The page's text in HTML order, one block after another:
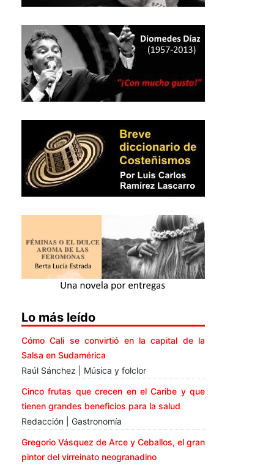
Lo más leído
Cómo Cali se convirtió en la capital de la
Salsa en Sudamérica
Raúl Sánchez | Música y folclor
Cinco frutas que crecen en el Caribe y que
tienen grandes beneficios para la salud
Redacción | Gastronomía
Gregorio Vásquez de Arce y Ceballos, el gran
pintor del virreinato neogranadino